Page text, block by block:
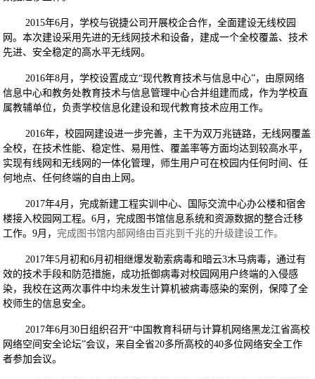
2015年6月，学校与锐捷公司开展校企合作，全面建设无线校园
网。本次建设采用先进的无线网技术和设备，建成一个全校覆盖、技术
先进、安全稳定的高水平无线网。
2016年8月，学校设置成立“现代教育技术与信息中心”，由原网络
信息中心和教务处教育技术与信息管理中心合并组建而成，作为学校直
属教辅单位，负责学校信息化建设和现代教育技术应用工作。
2016年，校园网建设进一步完善，主干为双万兆链路，无线网覆盖
全校，在技术性能、稳定性、易用性、覆盖率等方面均达到较高水平，
实现有线网和无线网的一体化管理，师生用户可在校园内任何时间、任
何地点、任何终端的自由上网。
2017年4月，完成新建工程实训中心、国际交流中心办公楼和宿舍
楼接入校园网工程。6月，完成图书馆信息系统和资源数据的整合迁移
工作。9月，完成图书馆内部网络由百兆到千兆的升级建设工作。
2017年5月初和6月初相继爆发勒索病毒和暗云3木马病毒，通过有
效的技术手段和防范措施，成功抵御病毒对校园网用户终端的入侵感
染，我校在这两次事件中均未发生计算机被病毒感染的案例，保障了全
校师生的信息安全。
2017年6月30 日组织召开“中国教育科研与计算机网络黑龙江省高校
网络空间安全论坛”会议，来自全省20多所高校的40多位网络安全工作
者参加会议。